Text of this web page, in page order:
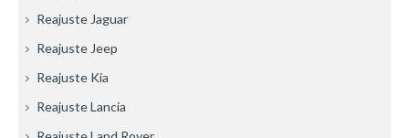
Reajuste Jaguar
Reajuste Jeep
Reajuste Kia
Reajuste Lancia